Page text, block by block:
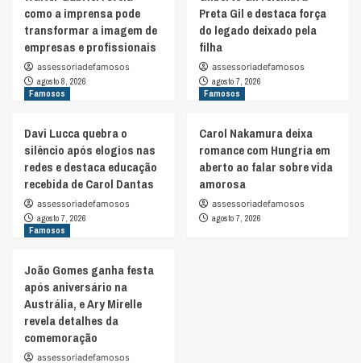
como a imprensa pode
transformar a imagem de
empresas e profissionais
assessoriadefamosos
agosto 8, 2026
Preta Gil e destaca força
do legado deixado pela
filha
assessoriadefamosos
agosto 7, 2026
Famosos
Davi Lucca quebra o
silêncio após elogios nas
redes e destaca educação
recebida de Carol Dantas
assessoriadefamosos
agosto 7, 2026
Famosos
Carol Nakamura deixa
romance com Hungria em
aberto ao falar sobre vida
amorosa
assessoriadefamosos
agosto 7, 2026
Famosos
João Gomes ganha festa
após aniversário na
Austrália, e Ary Mirelle
revela detalhes da
comemoração
assessoriadefamosos